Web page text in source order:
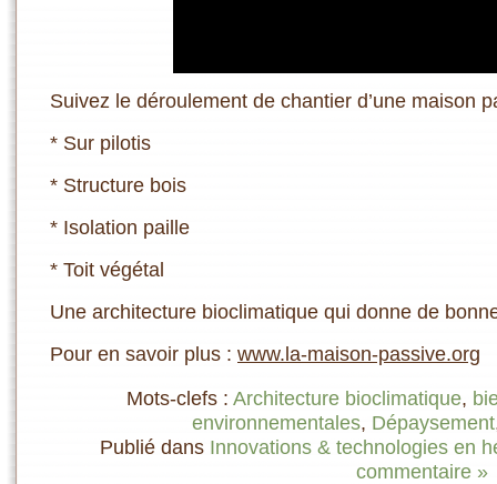
Suivez le déroulement de chantier d’une maison
* Sur pilotis
* Structure bois
* Isolation paille
* Toit végétal
Une architecture bioclimatique qui donne de
Pour en savoir plus : www.la-maison-passive.org
Mots-clefs : Architecture bioclimatique,
environnementales, Dépaysement
Publié dans Innovations & technologies en
commentaire »